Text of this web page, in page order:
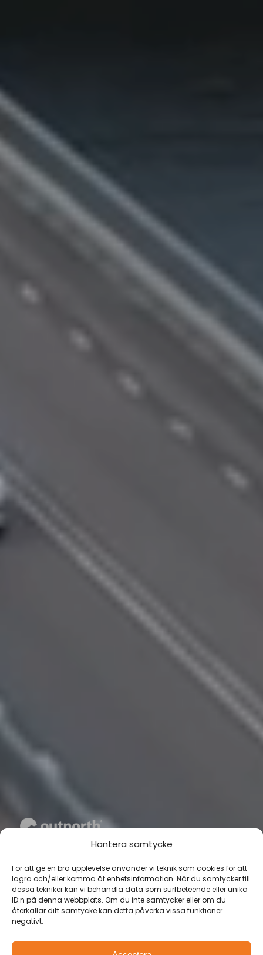
Hantera samtycke
För att ge en bra upplevelse använder vi teknik som cookies för att
lagra och/eller komma åt enhetsinformation. När du samtycker till
dessa tekniker kan vi behandla data som surfbeteende eller unika
ID:n på denna webbplats. Om du inte samtycker eller om du
återkallar ditt samtycke kan detta påverka vissa funktioner
negativt.
JÄRV ÄVENTYR TJÖRN
Upplev utsikten från mäktiga Tjörnbron
och ta er fram på de tre små öarna
som bron sträcker sig över. Ert lag